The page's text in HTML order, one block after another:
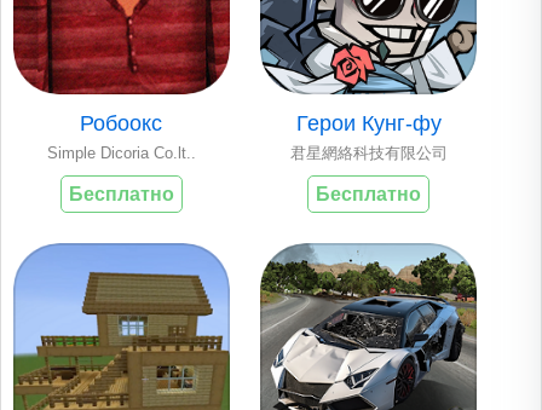
Робоокс
Simple Dicoria Co.lt..
Бесплатно
Герои Кунг-фу
君星網絡科技有限公司
Бесплатно